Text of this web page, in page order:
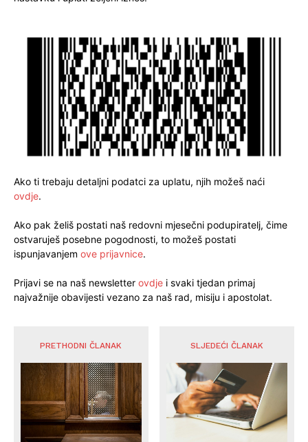
Ako ti trebaju detaljni podatci za uplatu, njih možeš naći
ovdje.
Ako pak želiš postati naš redovni mjesečni podupiratelj, čime
ostvaruješ posebne pogodnosti, to možeš postati
ispunjavanjem ove prijavnice.
Prijavi se na naš newsletter ovdje i svaki tjedan primaj
najvažnije obavijesti vezano za naš rad, misiju i apostolat.
PRETHODNI ČLANAK SLJEDEĆI ČLANAK